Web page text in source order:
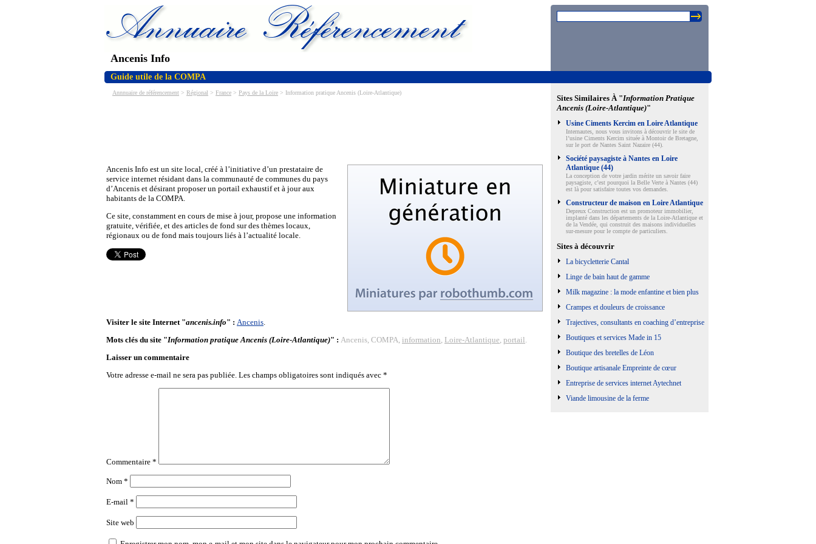
Ancenis Info
Guide utile de la COMPA
Annnuaire de référencement > Régional > France > Pays de la Loire > Information pratique Ancenis (Loire-Atlantique)
Ancenis Info est un site local, créé à l’initiative d’un prestataire de
service internet résidant dans la communauté de communes du pays
d’Ancenis et désirant proposer un portail exhaustif et à jour aux
habitants de la COMPA.
Ce site, constamment en cours de mise à jour, propose une information
gratuite, vérifiée, et des articles de fond sur des thèmes locaux,
régionaux ou de fond mais toujours liés à l’actualité locale.
Visiter le site Internet "ancenis.info" : Ancenis.
Mots clés du site "Information pratique Ancenis (Loire-Atlantique)" : Ancenis, COMPA, information, Loire-Atlantique, portail.
Laisser un commentaire
Votre adresse e-mail ne sera pas publiée. Les champs obligatoires sont indiqués avec *
Commentaire *
Nom *
E-mail *
Site web
Sites Similaires À "Information Pratique
Ancenis (Loire-Atlantique)"
Usine Ciments Kercim en Loire Atlantique
Internautes, nous vous invitons à découvrir le site de
l’usine Ciments Kercim située à Montoir de Bretagne,
sur le port de Nantes Saint Nazaire (44).
Société paysagiste à Nantes en Loire
Atlantique (44)
La conception de votre jardin mérite un savoir faire
paysagiste, c’est pourquoi la Belle Verte à Nantes (44)
est là pour satisfaire toutes vos demandes.
Constructeur de maison en Loire Atlantique
Depreux Construction est un promoteur immobilier,
implanté dans les départements de la Loire-Atlantique et
de la Vendée, qui construit des maisons individuelles
sur-mesure pour le compte de particuliers.
Sites à découvrir
La bicycletterie Cantal
Linge de bain haut de gamme
Milk magazine : la mode enfantine et bien plus
Crampes et douleurs de croissance
Trajectives, consultants en coaching d’entreprise
Boutiques et services Made in 15
Boutique des bretelles de Léon
Boutique artisanale Empreinte de cœur
Entreprise de services internet Aytechnet
Viande limousine de la ferme